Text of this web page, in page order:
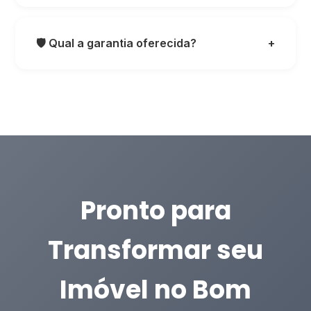
🛡️ Qual a garantia oferecida? +
Pronto para
Transformar seu
Imóvel no Bom